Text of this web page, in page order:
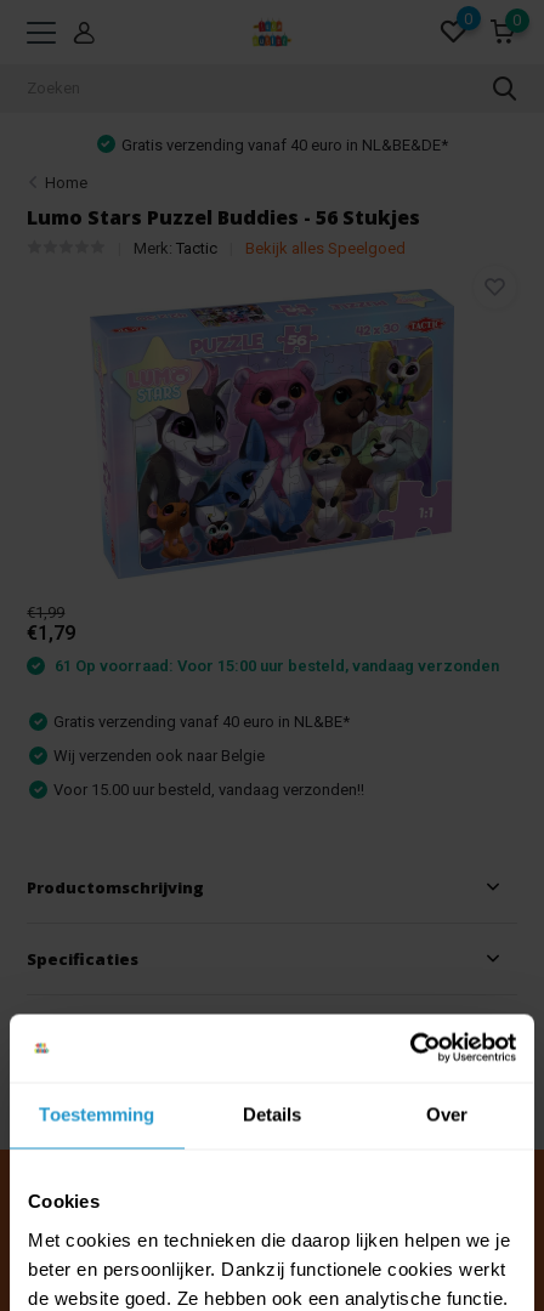
Toestemming Details Over
Cookies
Met cookies en technieken die daarop lijken helpen we je
beter en persoonlijker. Dankzij functionele cookies werkt
de website goed. Ze hebben ook een analytische functie.
0 0
Achteraf betalen mogelijk!
Home
Lumo Stars Puzzel Buddies - 56 Stukjes
Merk:Tactic Bekijk alles Speelgoed
€1,99
€1,79
61 Op voorraad: Voor 15:00 uur besteld, vandaag verzonden
Gratis verzending vanaf 40 euro in NL&BE*
Wij verzenden ook naar Belgie
Voor 15.00 uur besteld, vandaag verzonden!!
Productomschrijving
Specificaties
Klantenservice & FAQ
Wij staan voor u klaar.